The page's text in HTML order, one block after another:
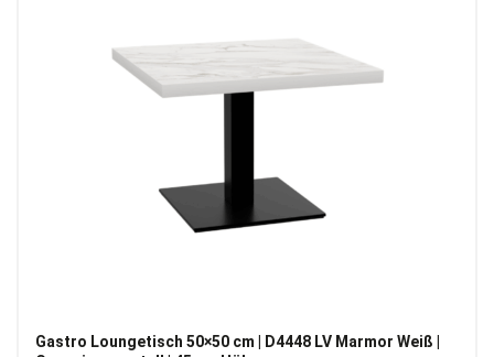
Gastro Loungetisch 50×50 cm | D4448 LV Marmor Weiß |